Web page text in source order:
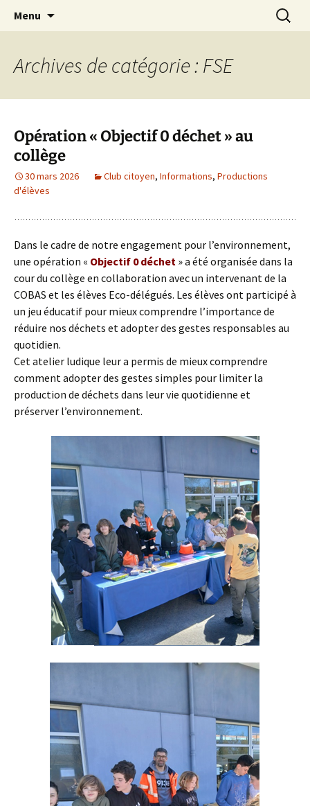
Collège Henri Dheurle
Site officiel du Collège Henri Dheurle de La
Teste de Buch (Bassin d'Arcachon – Gironde)
– Académie de Bordeaux.
Menu
Archives de catégorie : FSE
Opération « Objectif 0 déchet » au
collège
30 mars 2026 Club citoyen, Informations, Productions
d'élèves
Dans le cadre de notre engagement pour l’environnement,
une opération « Objectif 0 déchet » a été organisée dans la
cour du collège en collaboration avec un intervenant de la
COBAS et les élèves Eco-délégués. Les élèves ont participé à
un jeu éducatif pour mieux comprendre l’importance de
réduire nos déchets et adopter des gestes responsables au
quotidien.
Cet atelier ludique leur a permis de mieux comprendre
comment adopter des gestes simples pour limiter la
production de déchets dans leur vie quotidienne et
préserver l’environnement.